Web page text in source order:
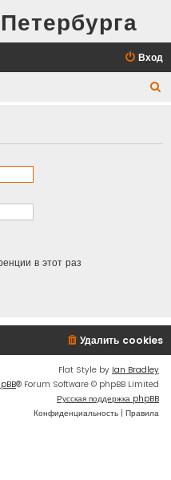
Вход
с
в этот раз
Удалить cookies
Flat Style by Ian Bradley
® Forum Software © phpBB Limited
Русская поддержка phpBB
Конфиденциальность | Правила